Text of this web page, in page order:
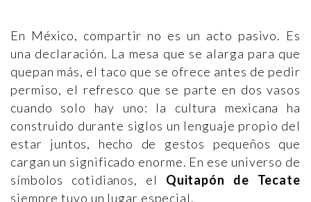
En México, compartir no es un acto pasivo. Es
una declaración. La mesa que se alarga para que
quepan más, el taco que se ofrece antes de pedir
permiso, el refresco que se parte en dos vasos
cuando solo hay uno: la cultura mexicana ha
construido durante siglos un lenguaje propio del
estar juntos, hecho de gestos pequeños que
cargan un significado enorme. En ese universo de
símbolos cotidianos, el Quitapón de Tecate
siempre tuvo un lugar especial.